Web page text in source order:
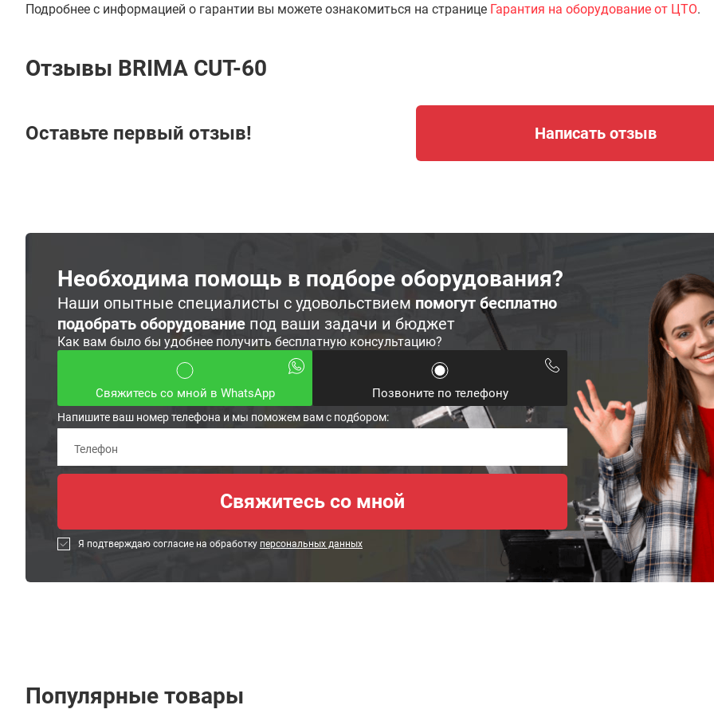
Подробнее с информацией о гарантии вы можете ознакомиться на странице Гарантия на оборудование от ЦТО.
Отзывы BRIMA CUT-60
Оставьте первый отзыв! Написать отзыв
Необходима помощь в подборе оборудования?
Наши опытные специалисты с удовольствием помогут бесплатно
подобрать оборудование под ваши задачи и бюджет
Как вам было бы удобнее получить бесплатную консультацию?
Свяжитесь со мной в WhatsApp Позвоните по телефону
Напишите ваш номер телефона и мы поможем вам с подбором:
Я подтверждаю согласие на обработку персональных данных
Популярные товары